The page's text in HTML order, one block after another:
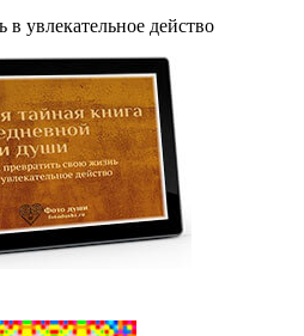
увлекательное действо